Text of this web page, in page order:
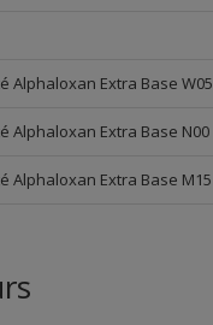
Alphaloxan Extra Base W05
Alphaloxan Extra Base N00
Alphaloxan Extra Base M15